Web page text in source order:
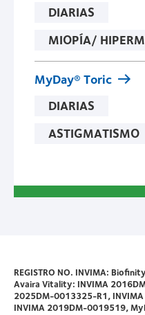
DIARIAS
MIOPÍA/
MyDay® Toric
DIARIAS
ASTIGMATISMO
REGISTRO NO. INVIMA:
Avaira Vitality: INVIMA
2025DM-0013325-R1,
INVIMA 2019DM-0019519,